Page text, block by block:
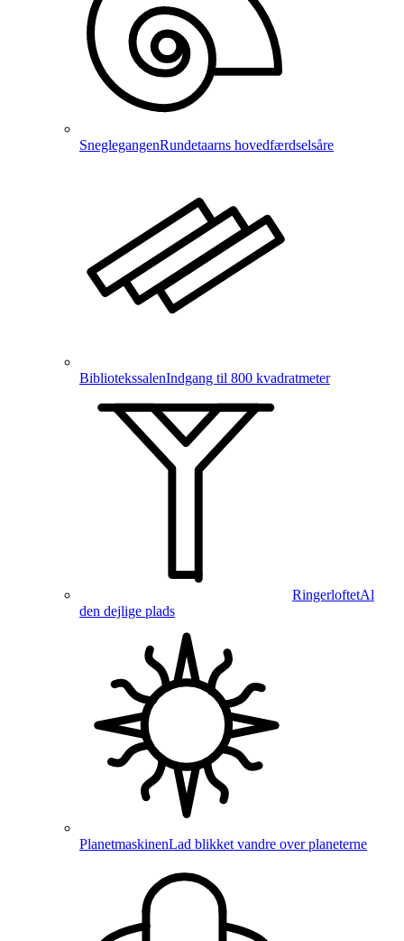
SneglegangenRundetaarns hovedfærdselsåre
BibliotekssalenIndgang til 800 kvadratmeter
RingerloftetAl
den dejlige plads
PlanetmaskinenLad blikket vandre over planeterne